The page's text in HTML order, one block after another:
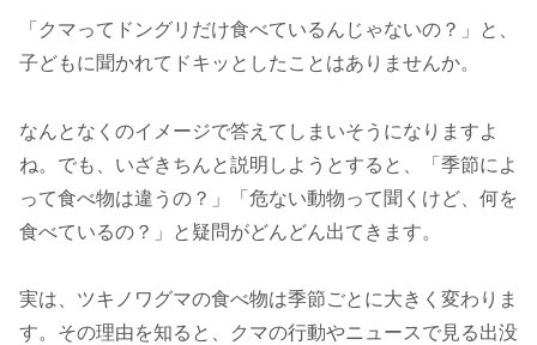
「クマってドングリだけ食べているんじゃないの？」と、
子どもに聞かれてドキッとしたことはありませんか。
なんとなくのイメージで答えてしまいそうになりますよ
ね。でも、いざきちんと説明しようとすると、「季節によ
って食べ物は違うの？」「危ない動物って聞くけど、何を
食べているの？」と疑問がどんどん出てきます。
実は、ツキノワグマの食べ物は季節ごとに大きく変わりま
す。その理由を知ると、クマの行動やニュースで見る出没